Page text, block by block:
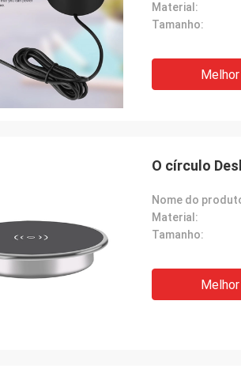
Material:
Tamanho:
O círculo
Nome do
Material:
Tamanho: